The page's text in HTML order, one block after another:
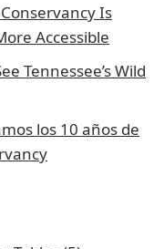
Is
Accessible
Tennessee’s Wild
los 10 años de